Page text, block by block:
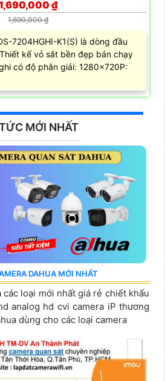
₫
1,690,000 ₫
7204HGHI-K1(S) là dòng đầu
kế vỏ sắt bền đẹp bán chạy
có độ phân giải: 1280×720P:
MỚI NHẤT
DAHUA MỚI NHẤT
các loại mới nhất giá rẻ chiết khấu
analog hd cvi camera iP thương
dùng cho các loại camera